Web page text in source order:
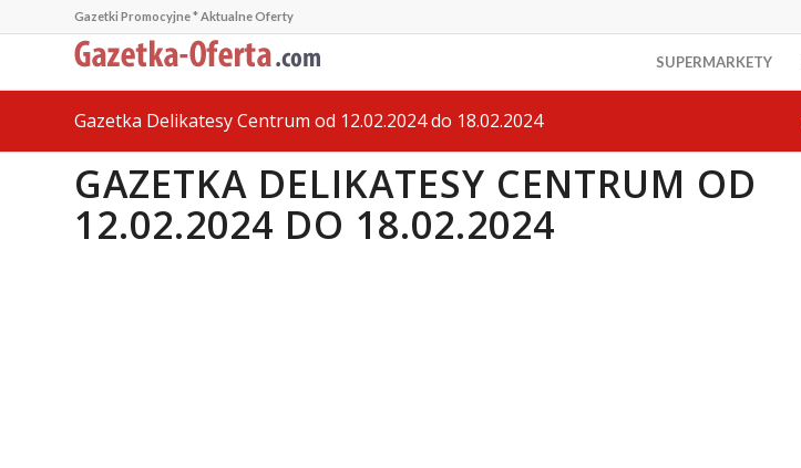
Gazetki Promocyjne * Aktualne Oferty
SUPERMARKETY
Gazetka Delikatesy Centrum od 12.02.2024 do 18.02.2024
GAZETKA DELIKATESY CENTRUM OD
12.02.2024 DO 18.02.2024